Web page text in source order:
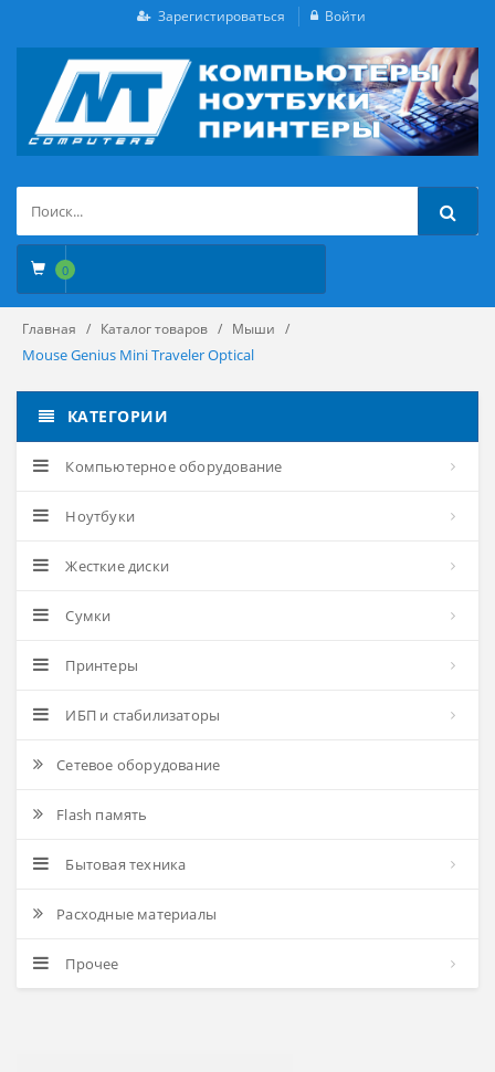
Зарегистироваться Войти
0
Главная Каталог товаров Мыши
Mouse Genius Mini Traveler Optical
КАТЕГОРИИ
Компьютерное оборудование
Ноутбуки
Жесткие диски
Сумки
Принтеры
ИБП и стабилизаторы
Сетевое оборудование
Flash память
Бытовая техника
Расходные материалы
Прочее